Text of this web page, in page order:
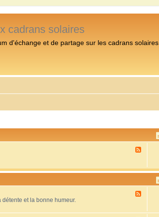
cadrans solaires
d'échange et de partage sur les cadrans solaires
x
x
et la bonne humeur.